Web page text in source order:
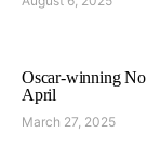
Oscar-winning
April
March 27, 2025